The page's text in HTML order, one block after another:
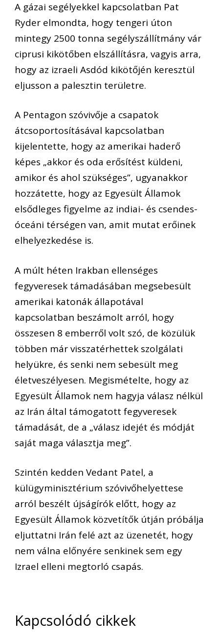
A gázai segélyekkel kapcsolatban Pat
Ryder elmondta, hogy tengeri úton
mintegy 2500 tonna segélyszállítmány vár
ciprusi kikötőben elszállításra, vagyis arra,
hogy az izraeli Asdód kikötőjén keresztül
eljusson a palesztin területre.
A Pentagon szóvivője a csapatok
átcsoportosításával kapcsolatban
kijelentette, hogy az amerikai haderő
képes „akkor és oda erősítést küldeni,
amikor és ahol szükséges”, ugyanakkor
hozzátette, hogy az Egyesült Államok
elsődleges figyelme az indiai- és csendes-
óceáni térségen van, amit mutat erőinek
elhelyezkedése is.
A múlt héten Irakban ellenséges
fegyveresek támadásában megsebesült
amerikai katonák állapotával
kapcsolatban beszámolt arról, hogy
összesen 8 emberről volt szó, de közülük
többen már visszatérhettek szolgálati
helyükre, és senki nem sebesült meg
életveszélyesen. Megismételte, hogy az
Egyesült Államok nem hagyja válasz nélkül
az Irán által támogatott fegyveresek
támadását, de a „válasz idejét és módját
saját maga választja meg”.
Szintén kedden Vedant Patel, a
külügyminisztérium szóvivőhelyettese
arról beszélt újságírók előtt, hogy az
Egyesült Államok közvetítők útján próbálja
eljuttatni Irán felé azt az üzenetét, hogy
nem válna előnyére senkinek sem egy
Izrael elleni megtorló csapás.
Kapcsolódó cikkek